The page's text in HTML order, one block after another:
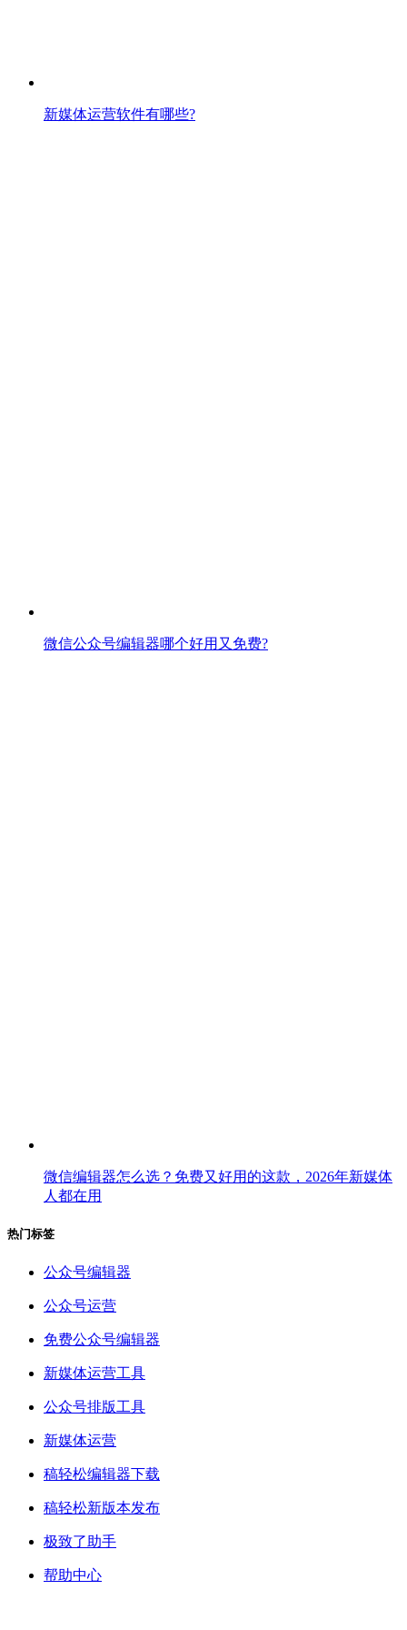
新媒体运营软件有哪些?
微信公众号编辑器哪个好用又免费?
微信编辑器怎么选？免费又好用的这款，2026年新媒体
人都在用
热门标签
公众号编辑器
公众号运营
免费公众号编辑器
新媒体运营工具
公众号排版工具
新媒体运营
稿轻松编辑器下载
稿轻松新版本发布
极致了助手
帮助中心